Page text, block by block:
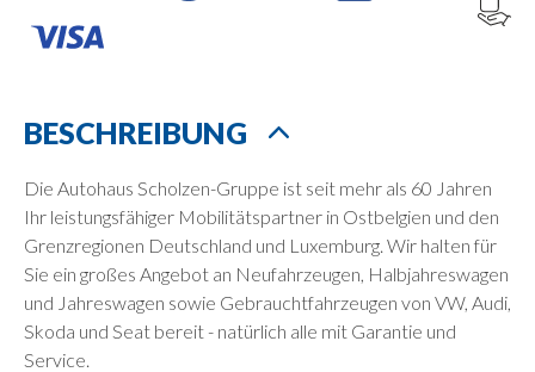
BESCHREIBUNG
Die Autohaus Scholzen-Gruppe ist seit mehr als 60 Jahren
Ihr leistungsfähiger Mobilitätspartner in Ostbelgien und den
Grenzregionen Deutschland und Luxemburg. Wir halten für
Sie ein großes Angebot an Neufahrzeugen, Halbjahreswagen
und Jahreswagen sowie Gebrauchtfahrzeugen von VW, Audi,
Skoda und Seat bereit - natürlich alle mit Garantie und
Service.